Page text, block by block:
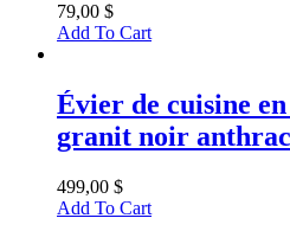
79,00 $
Add To Cart
Évier de cuisine
granit noir
499,00 $
Add To Cart